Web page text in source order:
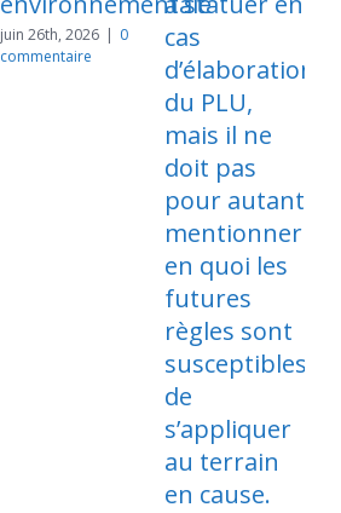
juin 26th, 2026 | 0
commentaire
cas
d’élaboration
du PLU,
mais il ne
doit pas
pour autant
mentionner
en quoi les
futures
règles sont
susceptibles
de
s’appliquer
au terrain
en cause.